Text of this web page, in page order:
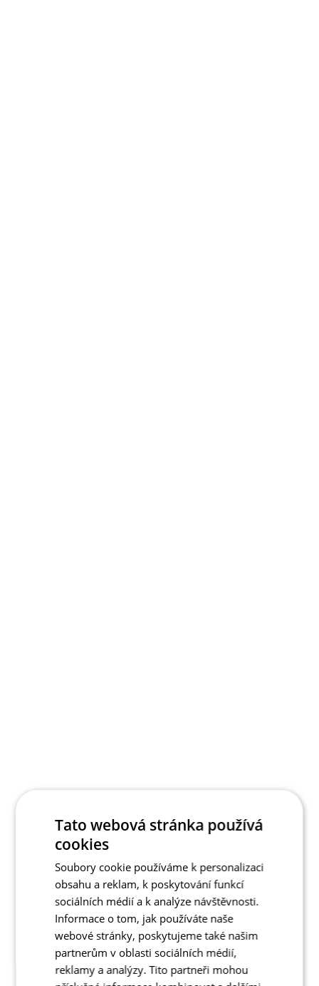
Tato webová stránka používá
cookies
Soubory cookie používáme k personalizaci
obsahu a reklam, k poskytování funkcí
sociálních médií a k analýze návštěvnosti.
Informace o tom, jak používáte naše
webové stránky, poskytujeme také našim
partnerům v oblasti sociálních médií,
reklamy a analýzy. Tito partneři mohou